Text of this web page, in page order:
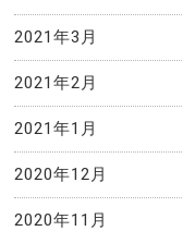
2021年3月
2021年2月
2021年1月
2020年12月
2020年11月